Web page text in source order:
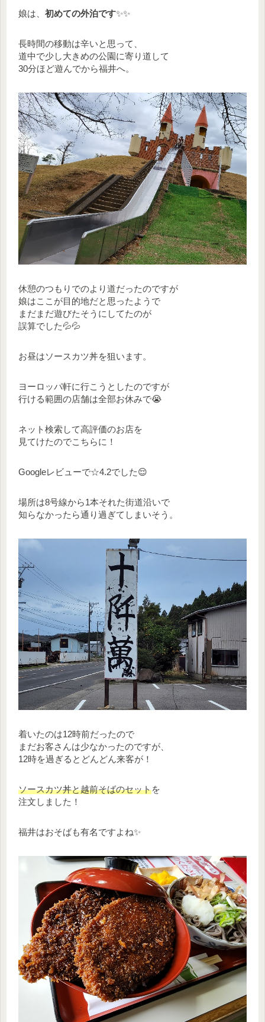
娘は、 初めての外泊です✨✨
長時間の移動は辛いと思って、
道中で少し大きめの公園に寄り道して
30分ほど遊んでから福井へ。
休憩のつもりでのより道だったのですが
娘はここが目的地だと思ったようで
まだまだ遊びたそうにしてたのが
誤算でした💦💦
お昼はソースカツ丼を狙います。
ヨーロッパ軒に行こうとしたのですが
行ける範囲の店舗は全部お休みで😭
ネット検索して高評価のお店を
見てけたのでこちらに！
Googleレビューで☆4.2でした😌
場所は8号線から1本それた街道沿いで
知らなかったら通り過ぎてしまいそう。
着いたのは12時前だったので
まだお客さんは少なかったのですが、
12時を過ぎるとどんどん来客が！
ソースカツ丼と越前そばのセットを
注文しました！
福井はおそばも有名ですよね✨